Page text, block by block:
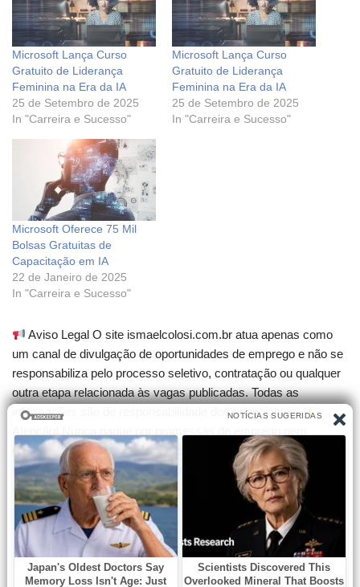
Microsoft Lança Curso
Gratuito de Liderança
Feminina na Era da IA
25 de Setembro de 2025
In "Carreira e Sucesso"
Microsoft Lança Curso
Gratuito de Liderança
Feminina na Era da IA
25 de Setembro de 2025
In "Carreira e Sucesso"
Microsoft Oferece 75 Mil
Bolsas Gratuitas de
Capacitação em IA
22 de Janeiro de 2025
In "Carreira e Sucesso"
Aviso Legal O site ismaelcolosi.com.br atua apenas como
um canal de divulgação de oportunidades de emprego e não se
responsabiliza pelo processo seletivo, contratação ou qualquer
outra etapa relacionada às vagas publicadas. Todas as
informações são de responsabilidade dos anunciantes.
compre cursos que garantam contratação. Desconfie de
qualquer cobrança para participar de seleções.